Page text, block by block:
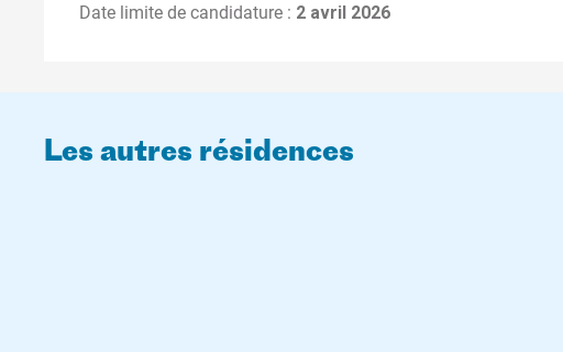
Date limite de candidature : 2 avril 2026
Les autres résidences